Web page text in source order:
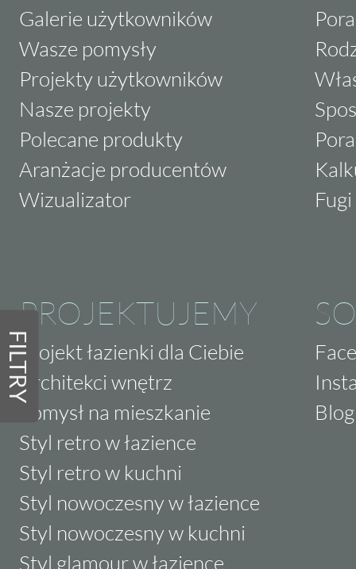
FILTRY
Galerie użytkowników
Wasze pomysły
Projekty użytkowników
Nasze projekty
Polecane produkty
Aranżacje producentów
Wizualizator
PROJEKTUJEMY
Projekt łazienki dla Ciebie
Architekci wnętrz
Pomysł na mieszkanie
Styl retro w łazience
Styl retro w kuchni
Styl nowoczesny w łazience
Styl nowoczesny w kuchni
Styl glamour w łazience
Blog